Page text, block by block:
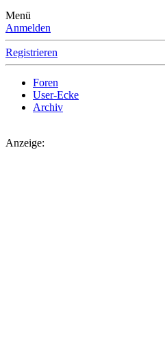
Menü
Anmelden
Registrieren
Foren
User-Ecke
Archiv
Anzeige: